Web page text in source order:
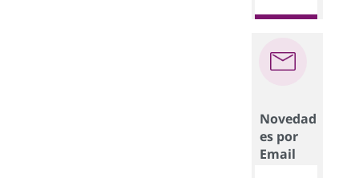
Novedad
es por
Email